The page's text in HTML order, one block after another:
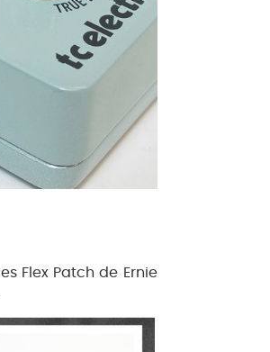
Flex Patch de Ernie